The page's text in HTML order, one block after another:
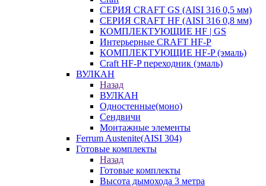
СЕРИЯ CRAFT GS (AISI 316 0,5 мм)
СЕРИЯ CRAFT HF (AISI 316 0,8 мм)
КОМПЛЕКТУЮЩИЕ HF | GS
Интерьерные CRAFT HF-P
КОМПЛЕКТУЮЩИЕ HF-P (эмаль)
Craft HF-P переходник (эмаль)
ВУЛКАН
Назад
ВУЛКАН
Одностенные(моно)
Сендвичи
Монтажные элементы
Ferrum Austenite(AISI 304)
Готовые комплекты
Назад
Готовые комплекты
Высота дымохода 3 метра